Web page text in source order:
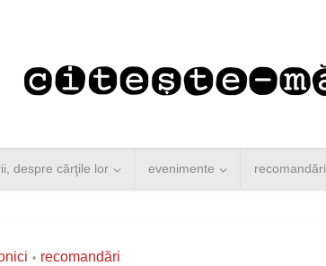
despre cărţile lor evenimente recomandări
• recomandări